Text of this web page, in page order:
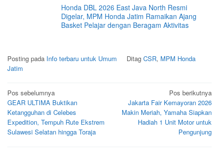
Honda DBL 2026 East Java North Resmi
Digelar, MPM Honda Jatim Ramaikan Ajang
Basket Pelajar dengan Beragam Aktivitas
Posting pada Info terbaru untuk Umum Ditag CSR, MPM Honda
Jatim
Navigasi
pos
Pos sebelumnya
GEAR ULTIMA Buktikan
Ketangguhan di Celebes
Expedition, Tempuh Rute Ekstrem
Sulawesi Selatan hingga Toraja
Pos berikutnya
Jakarta Fair Kemayoran 2026
Makin Meriah, Yamaha Siapkan
Hadiah 1 Unit Motor untuk
Pengunjung